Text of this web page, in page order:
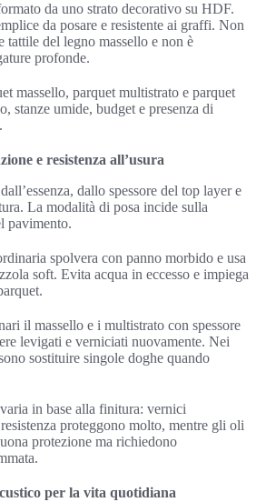
da uno strato decorativo su HDF.
da posare e resistente ai graffi. Non
tattile del legno massello e non è
profonde.
massello, parquet multistrato e parquet
stanze umide, budget e presenza di
e resistenza all’usura
dallo spessore del top layer e
La modalità di posa incide sulla
pavimento.
spolvera con panno morbido e usa
soft. Evita acqua in eccesso e impiega
il massello e i multistrato con spessore
levigati e verniciati nuovamente. Nei
sostituire singole doghe quando
in base alla finitura: vernici
proteggono molto, mentre gli oli
protezione ma richiedono
per la vita quotidiana